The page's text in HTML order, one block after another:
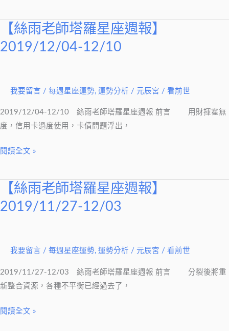
12/17
【絲雨老師塔羅星座週報】
2019/12/04-12/10
我要留言 / 每週星座運勢, 運勢分析 / 元辰宮 / 看前世
2019/12/04-12/10 絲雨老師塔羅星座週報 前言 用財揮霍無
度，信用卡過度使用，卡債問題浮出，
【絲
雨
老
星
座
報】
12/10
閱讀全文 »
【絲雨老師塔羅星座週報】
2019/11/27-12/03
我要留言 / 每週星座運勢, 運勢分析 / 元辰宮 / 看前世
2019/11/27-12/03 絲雨老師塔羅星座週報 前言 分裂後將重
新整合資源，各種不平衡已經過去了，
【絲
雨
星
座
報】
閱讀全文 »